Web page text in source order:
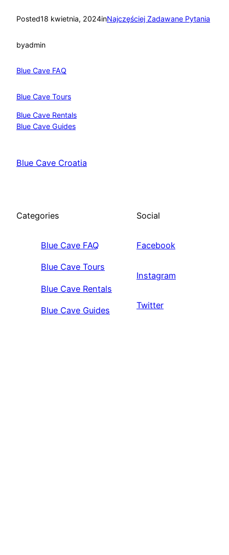
Posted18 kwietnia, 2024inNajczęściej Zadawane Pytania
byadmin
Blue Cave FAQ
Blue Cave Tours
Blue Cave Rentals
Blue Cave Guides
Blue Cave Croatia
Categories
Blue Cave FAQ
Blue Cave Tours
Blue Cave Rentals
Blue Cave Guides
Social
Facebook
Instagram
Twitter